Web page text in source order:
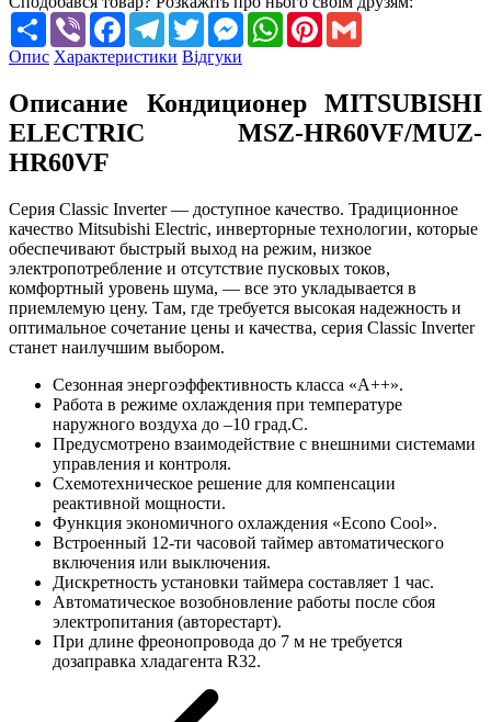
Share Viber FacebookTelegramTwitterMessengerWhatsApp
Pinterest
Опис Характеристики Відгуки
Описание Кондиционер MITSUBISHI
ELECTRIC MSZ-HR60VF/MUZ-
HR60VF
Серия Classic Inverter — доступное качество. Традиционное
качество Mitsubishi Electric, инверторные технологии, которые
обеспечивают быстрый выход на режим, низкое
электропотребление и отсутствие пусковых токов,
комфортный уровень шума, — все это укладывается в
приемлемую цену. Там, где требуется высокая надежность и
оптимальное сочетание цены и качества, серия Classic Inverter
станет наилучшим выбором.
Сезонная энергоэффективность класса «А++».
Работа в режиме охлаждения при температуре
наружного воздуха до –10 град.C.
Предусмотрено взаимодействие с внешними системами
управления и контроля.
Схемотехническое решение для компенсации
реактивной мощности.
Функция экономичного охлаждения «Econo Cool».
Встроенный 12-ти часовой таймер автоматического
включения или выключения.
Дискретность установки таймера составляет 1 час.
Автоматическое возобновление работы после сбоя
электропитания (авторестарт).
При длине фреонопровода до 7 м не требуется
дозаправка хладагента R32.